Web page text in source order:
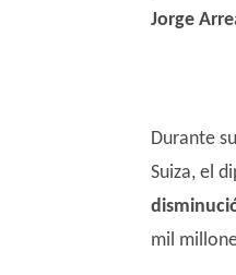
Jorge
Durante
Suiza, el
mil